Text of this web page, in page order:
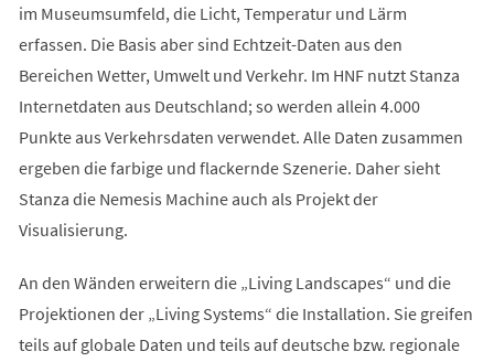
im Museumsumfeld, die Licht, Temperatur und Lärm
erfassen. Die Basis aber sind Echtzeit-Daten aus den
Bereichen Wetter, Umwelt und Verkehr. Im HNF nutzt Stanza
Internetdaten aus Deutschland; so werden allein 4.000
Punkte aus Verkehrsdaten verwendet. Alle Daten zusammen
ergeben die farbige und flackernde Szenerie. Daher sieht
Stanza die Nemesis Machine auch als Projekt der
Visualisierung.
An den Wänden erweitern die „Living Landscapes“ und die
Projektionen der „Living Systems“ die Installation. Sie greifen
teils auf globale Daten und teils auf deutsche bzw. regionale